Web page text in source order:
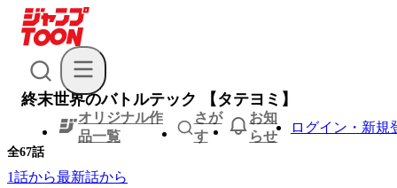
オリジナル作
品一覧
さが
す
お知
らせ
ログイン・新規
終末世界のバトルテック 【タテヨミ】
全67話
1話から最新話から